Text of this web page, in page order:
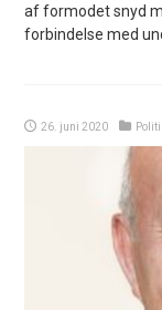
af formodet snyd
forbindelse med
26. juni 2020